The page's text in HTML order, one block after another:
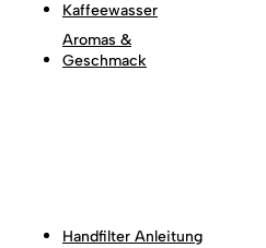
Kaffeewasser
Aromas &
Geschmack
Handfilter Anleitung